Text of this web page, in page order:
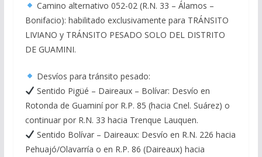
Camino alternativo 052-02 (R.N. 33 – Álamos –
Bonifacio): habilitado exclusivamente para TRÁNSITO
LIVIANO y TRÁNSITO PESADO SOLO DEL DISTRITO
DE GUAMINI.
Desvíos para tránsito pesado:
Sentido Pigüé – Daireaux – Bolívar: Desvío en
Rotonda de Guaminí por R.P. 85 (hacia Cnel. Suárez) o
continuar por R.N. 33 hacia Trenque Lauquen.
Sentido Bolívar – Daireaux: Desvío en R.N. 226 hacia
Pehuajó/Olavarría o en R.P. 86 (Daireaux) hacia